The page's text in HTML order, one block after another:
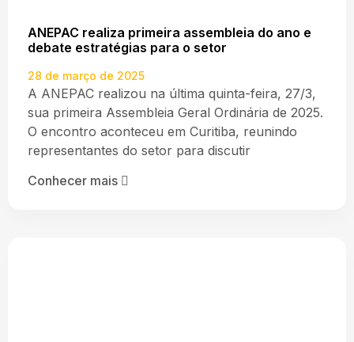
ANEPAC realiza primeira assembleia do ano e
debate estratégias para o setor
28 de março de 2025
A ANEPAC realizou na última quinta-feira, 27/3,
sua primeira Assembleia Geral Ordinária de 2025.
O encontro aconteceu em Curitiba, reunindo
representantes do setor para discutir
Conhecer mais